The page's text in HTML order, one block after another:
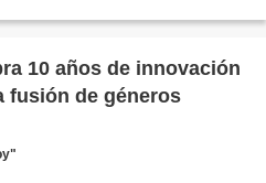
10 años de innovación
fusión de géneros